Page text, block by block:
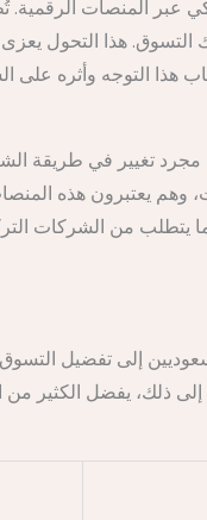
التسوق. هذا
هذا التوجه وأثره
تغيير في طريقة
يعتبرون هذه
إلى تفضيل التسوق
يفضل الكثير من